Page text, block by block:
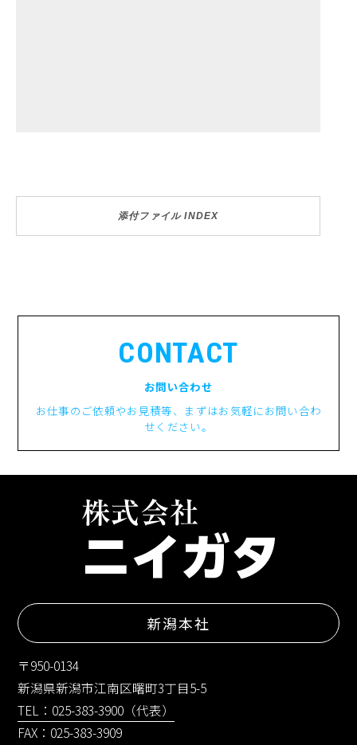
添付ファイル INDEX
CONTACT
お問い合わせ
お仕事のご依頼やお見積等、まずはお気軽にお問い合わ
せください。
新潟本社
〒950-0134
新潟県新潟市江南区曙町3丁目5-5
TEL：025-383-3900（代表）
FAX：025-383-3909